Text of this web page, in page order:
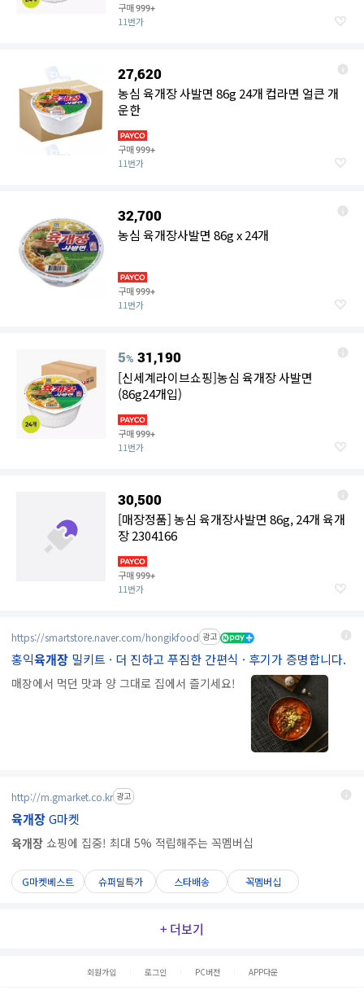
구매999+
11번가
27,620
농심 육개장 사발면 86g 24개 컵라면 얼큰 개
운한
구매999+
11번가
32,700
농심 육개장사발면 86g x 24개
구매999+
11번가
5% 31,190
[신세계라이브쇼핑]농심 육개장 사발면
(86g24개입)
구매999+
11번가
30,500
[매장정품] 농심 육개장사발면 86g, 24개 육개
장 2304166
구매999+
11번가
https://smartstore.naver.com/hongikfood 광고
홍익육개장 밀키트 · 더 진하고 푸짐한 간편식 · 후기가 증명합니다.
매장에서 먹던 맛과 양 그대로 집에서 즐기세요!
http://m.gmarket.co.kr 광고
육개장G마켓
육개장 쇼핑에 집중! 최대 5% 적립해주는 꼭멤버십
G마켓베스트 슈퍼딜특가 스타배송 꼭멤버십
+ 더보기
회원가입 로그인 PC버전 APP다운